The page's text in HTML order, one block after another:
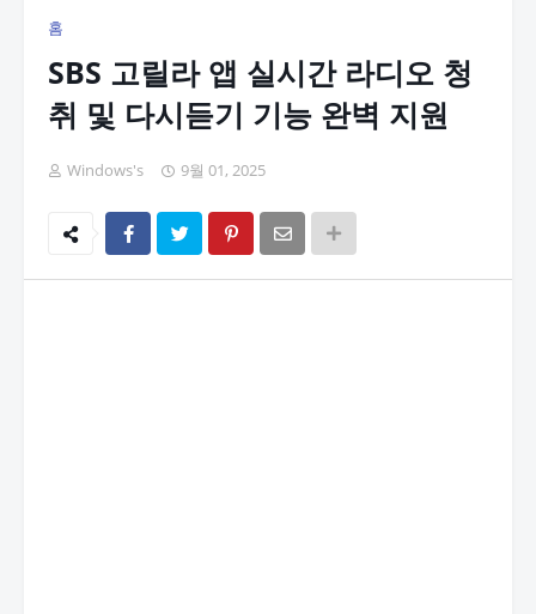
홈
SBS 고릴라 앱 실시간 라디오 청
취 및 다시듣기 기능 완벽 지원
Windows's 9월 01, 2025